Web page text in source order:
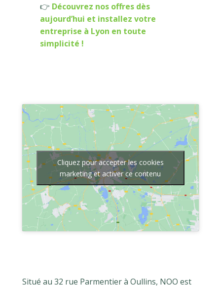
👉 Découvrez nos offres dès
aujourd’hui et installez votre
entreprise à Lyon en toute
simplicité !
Cliquez pour accepter les cookies
marketing et activer ce contenu
Situé au 32 rue Parmentier à Oullins, NOO est